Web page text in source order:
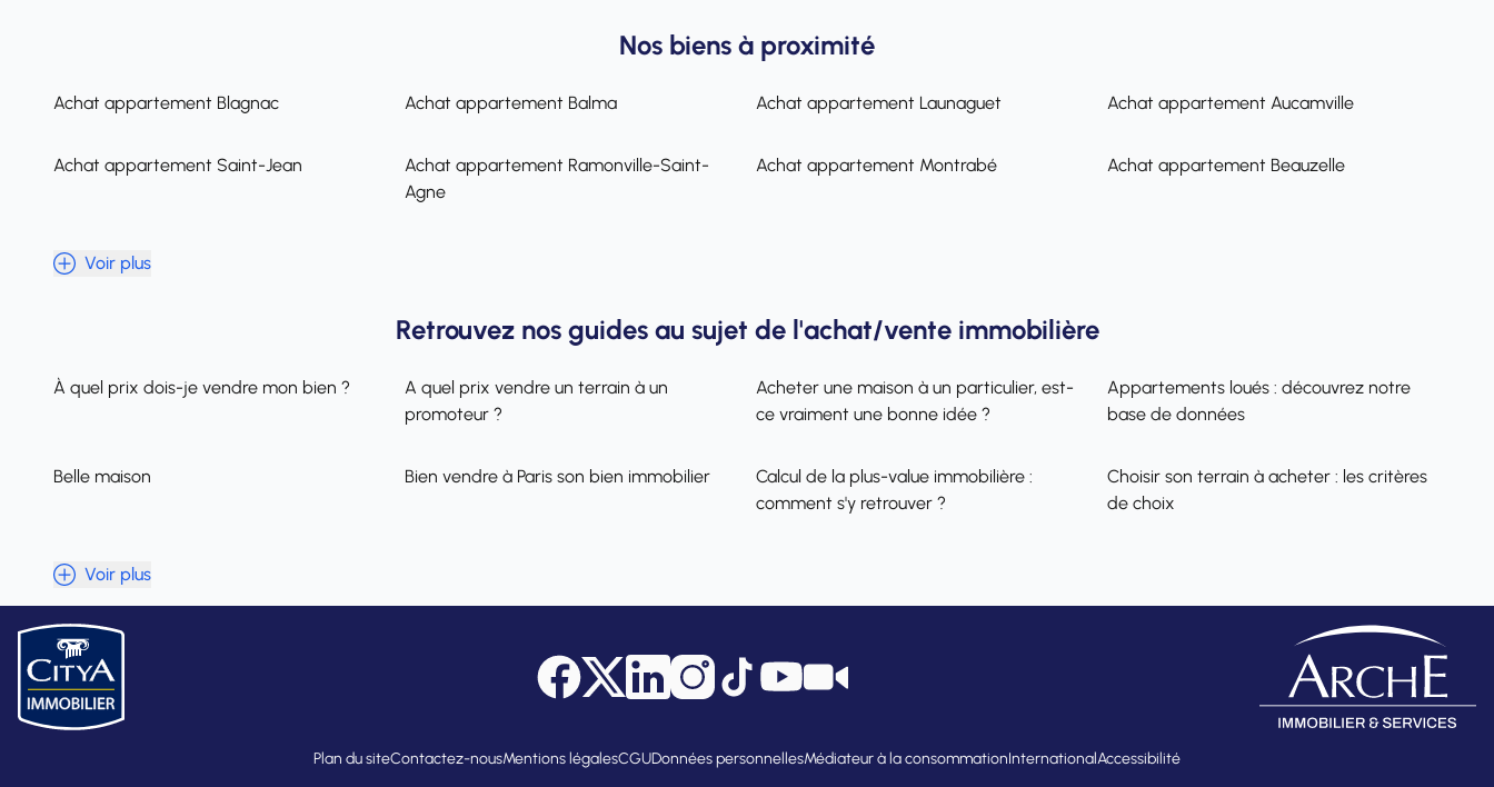
Nos biens à proximité
Achat appartement Blagnac Achat appartement Balma Achat appartement Launaguet Achat appartement Aucamville
Achat appartement Saint-Jean
Achat appartement Ramonville-Saint-
Agne
Achat appartement Montrabé Achat appartement Beauzelle
Voir plus
Retrouvez nos guides au sujet de l'achat/vente immobilière
À quel prix dois-je vendre mon bien ?
A quel prix vendre un terrain à un
promoteur ?
Acheter une maison à un particulier, est-
ce vraiment une bonne idée ?
Appartements loués : découvrez notre
base de données
Belle maison Bien vendre à Paris son bien immobilier
Calcul de la plus-value immobilière :
comment s'y retrouver ?
Choisir son terrain à acheter : les critères
de choix
Voir plus
Facebook
TwitterLinkedInInstagram
Tik TokYouTubeCitya Tube
Plan du siteContactez-nousMentions légalesCGUDonnées personnellesMédiateur à la consommationInternationalAccessibilité